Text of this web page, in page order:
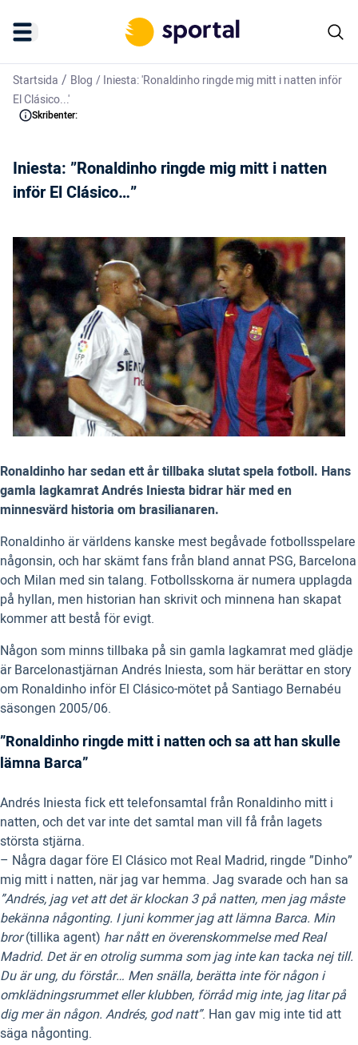
Startsida / Blog /Iniesta: 'Ronaldinho ringde mig mitt i natten inför
El Clásico...'
Skribenter:
Iniesta: ”Ronaldinho ringde mig mitt i natten
inför El Clásico…”
Ronaldinho har sedan ett år tillbaka slutat spela fotboll. Hans
gamla lagkamrat Andrés Iniesta bidrar här med en
minnesvärd historia om brasilianaren.
Ronaldinho är världens kanske mest begåvade fotbollsspelare
någonsin, och har skämt fans från bland annat PSG, Barcelona
och Milan med sin talang. Fotbollsskorna är numera upplagda
på hyllan, men historian han skrivit och minnena han skapat
kommer att bestå för evigt.
Någon som minns tillbaka på sin gamla lagkamrat med glädje
är Barcelonastjärnan Andrés Iniesta, som här berättar en story
om Ronaldinho inför El Clásico-mötet på Santiago Bernabéu
säsongen 2005/06.
”Ronaldinho ringde mitt i natten och sa att han skulle
lämna Barca”
Andrés Iniesta fick ett telefonsamtal från Ronaldinho mitt i
natten, och det var inte det samtal man vill få från lagets
största stjärna.
– Några dagar före El Clásico mot Real Madrid, ringde ”Dinho”
mig mitt i natten, när jag var hemma. Jag svarade och han sa
”Andrés, jag vet att det är klockan 3 på natten, men jag måste
bekänna någonting. I juni kommer jag att lämna Barca. Min
bror(tillika agent) har nått en överenskommelse med Real
Madrid. Det är en otrolig summa som jag inte kan tacka nej till.
Du är ung, du förstår… Men snälla, berätta inte för någon i
omklädningsrummet eller klubben, förråd mig inte, jag litar på
dig mer än någon. Andrés, god natt”. Han gav mig inte tid att
säga någonting.